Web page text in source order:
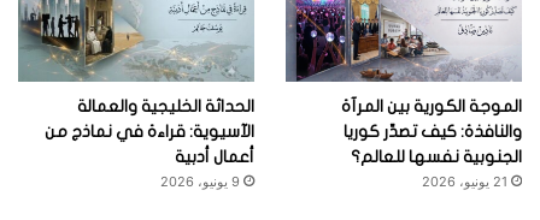
الموجة الكورية بين المرآة
والنافذة: كيف تصدِّر كوريا
الجنوبية نفسها للعالم؟
21 يونيو، 2026
الحداثة الخليجية والعمالة
الآسيوية: قراءة في نماذج من
أعمال أدبية
9 يونيو، 2026